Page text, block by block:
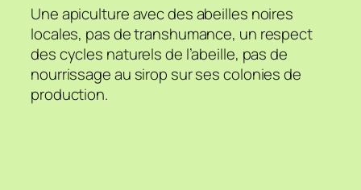
Une apiculture avec des abeilles noires
locales, pas de transhumance, un respect
des cycles naturels de l’abeille, pas de
nourrissage au sirop sur ses colonies de
production.